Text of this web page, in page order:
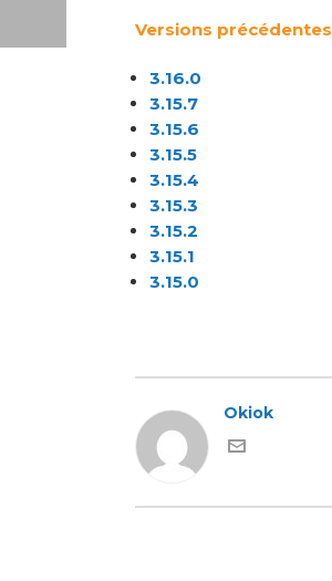
Versions précédentes
3.16.0
3.15.7
3.15.6
3.15.5
3.15.4
3.15.3
3.15.2
3.15.1
3.15.0
Okiok